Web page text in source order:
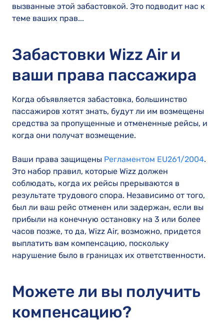
вызванные этой забастовкой. Это подводит нас к
теме ваших прав...
Забастовки Wizz Air и
ваши права пассажира
Когда объявляется забастовка, большинство
пассажиров хотят знать, будут ли им возмещены
средства за пропущенные и отмененные рейсы, и
когда они получат возмещение.
Ваши права защищены Регламентом EU261/2004.
Это набор правил, которые Wizz должен
соблюдать, когда их рейсы прерываются в
результате трудового спора. Независимо от того,
был ли ваш рейс отменен или задержан, если вы
прибыли на конечную остановку на 3 или более
часов позже, то да, Wizz Air, возможно, придется
выплатить вам компенсацию, поскольку
нарушение было в границах их ответственности.
Можете ли вы получить
компенсацию?